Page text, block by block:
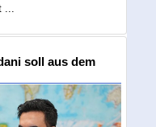
soll aus dem